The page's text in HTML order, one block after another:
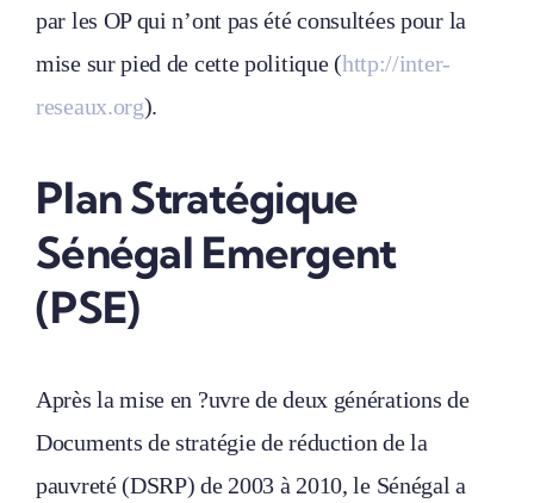
par les OP qui n’ont pas été consultées pour la
mise sur pied de cette politique (http://inter-
reseaux.org).
Plan Stratégique
Sénégal Emergent
(PSE)
Après la mise en ?uvre de deux générations de
Documents de stratégie de réduction de la
pauvreté (DSRP) de 2003 à 2010, le Sénégal a